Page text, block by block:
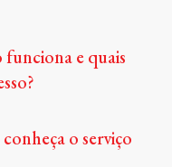
e quais
o serviço